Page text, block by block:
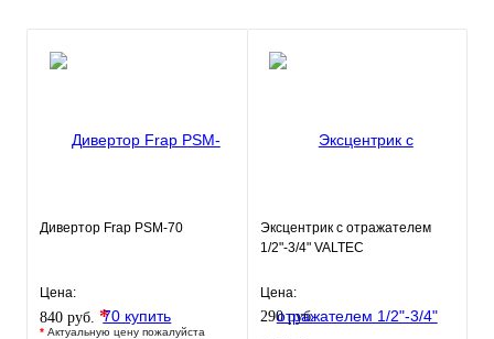
Дивертор Frap PSM-70
Цена:
840 руб. *
* Актуальную цену пожалуйста
Эксцентрик с отражателем
1/2"-3/4" VALTEC
Цена:
290 руб.